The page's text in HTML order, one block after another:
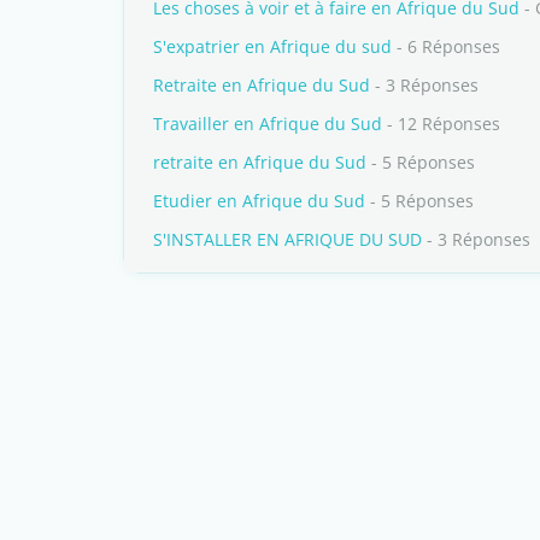
Les choses à voir et à faire en Afrique du Sud -
S'expatrier en Afrique du sud - 6 Réponses
Retraite en Afrique du Sud - 3 Réponses
Travailler en Afrique du Sud - 12 Réponses
retraite en Afrique du Sud - 5 Réponses
Etudier en Afrique du Sud - 5 Réponses
S'INSTALLER EN AFRIQUE DU SUD - 3 Réponses